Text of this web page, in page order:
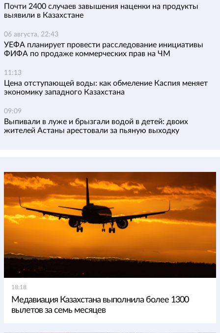
Почти 2400 случаев завышения наценки на продукты
выявили в Казахстане
06 августа, 22:43
УЕФА планирует провести расследование инициативы
ФИФА по продаже коммерческих прав на ЧМ
11:13
Цена отступающей воды: как обмеление Каспия меняет
экономику западного Казахстана
09:09
Выпивали в луже и брызгали водой в детей: двоих
жителей Астаны арестовали за пьяную выходку
18:18
Медавиация Казахстана выполнила более 1300
вылетов за семь месяцев